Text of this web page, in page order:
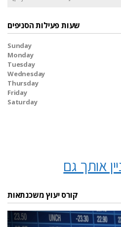
שעות פעילות הסניפים
Sunday
Monday
Tuesday
Wednesday
Thursday
Friday
Saturday
אותך גם
קורס יעוץ משכנתאות